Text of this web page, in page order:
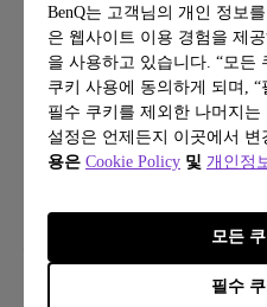
BenQ는 고객님의 개인 정보
은 웹사이트 이용 경험을 제
을 사용하고 있습니다. “모든
쿠키 사용에 동의하게 되며,
필수 쿠키를 제외한 나머지
설정은 언제든지 이곳에서 변
용은 Cookie Policy 및 개인정
필수
모든
더 알